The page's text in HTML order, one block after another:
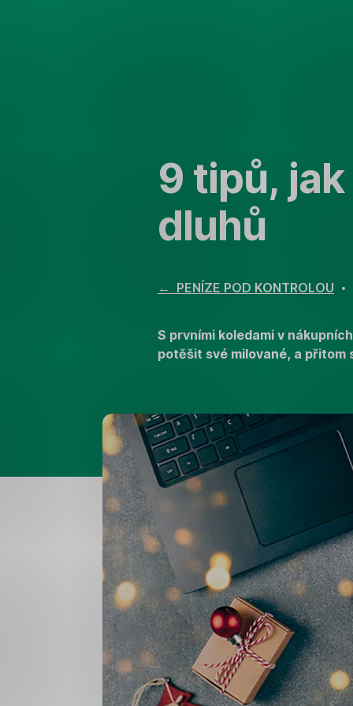
9 tipů,
dluhů
← PENÍZE POD KONTROLOU •
S prvními koledami v
potěšit své milované, a přitom